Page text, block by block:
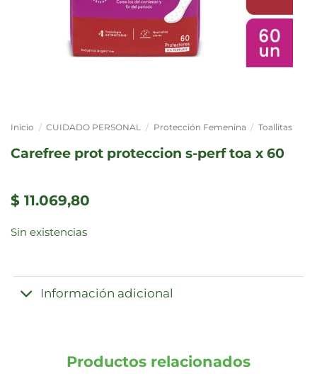
Inicio / CUIDADO PERSONAL / Protección Femenina / Toallitas
carefree prot proteccion s-perf toa x 60
$ 11.069,80
Sin existencias
Información adicional
Productos relacionados